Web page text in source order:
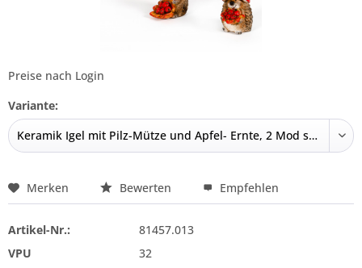
Preise nach Login
Variante:
Merken Bewerten Empfehlen
Artikel-Nr.:
81457.013
VPU
32